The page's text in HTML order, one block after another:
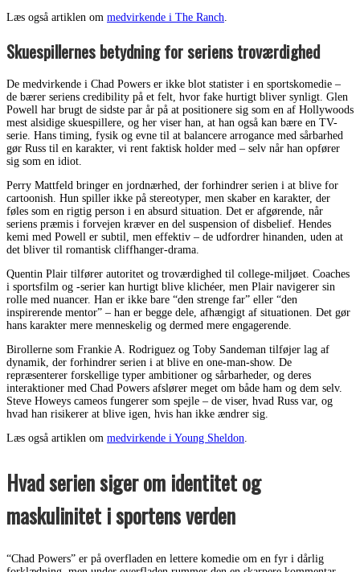
Læs også artiklen om medvirkende i The Ranch
Skuespillernes betydning for seriens troværdighed
De medvirkende i Chad Powers er ikke blot statister i en sportskomedie –
de bærer seriens credibility på et felt, hvor fake hurtigt bliver synligt. Glen
Powell har brugt de sidste par år på at positionere sig som en af Hollywoods
mest alsidige skuespillere, og her viser han, at han også kan bære en TV-
serie. Hans timing, fysik og evne til at balancere arrogance med sårbarhed
gør Russ til en karakter, vi rent faktisk holder med – selv når han opfører
sig som en idiot.
Perry Mattfeld bringer en jordnærhed, der forhindrer serien i at blive for
cartoonish. Hun spiller ikke på stereotyper, men skaber en karakter, der
føles som en rigtig person i en absurd situation. Det er afgørende, når
seriens præmis i forvejen kræver en del suspension of disbelief. Hendes
kemi med Powell er subtil, men effektiv – de udfordrer hinanden, uden at
det bliver til romantisk cliffhanger-drama.
Quentin Plair tilfører autoritet og troværdighed til college-miljøet. Coaches
i sportsfilm og -serier kan hurtigt blive klichéer, men Plair navigerer sin
rolle med nuancer. Han er ikke bare “den strenge far” eller “den
inspirerende mentor” – han er begge dele, afhængigt af situationen. Det gør
hans karakter mere menneskelig og dermed mere engagerende.
Birollerne som Frankie A. Rodriguez og Toby Sandeman tilføjer lag af
dynamik, der forhindrer serien i at blive en one-man-show. De
repræsenterer forskellige typer ambitioner og sårbarheder, og deres
interaktioner med Chad Powers afslører meget om både ham og dem selv.
Steve Howeys cameos fungerer som spejle – de viser, hvad Russ var, og
hvad han risikerer at blive igen, hvis han ikke ændrer sig.
Læs også artiklen om medvirkende i Young Sheldon.
Hvad serien siger om identitet og
maskulinitet i sportens verden
“Chad Powers” er på overfladen en lettere komedie om en fyr i dårlig